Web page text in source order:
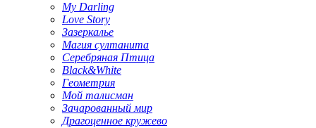
My Darling
Love Story
Зазеркалье
Магия султанита
Серебряная Птица
Black&White
Геометрия
Мой талисман
Зачарованный мир
Драгоценное кружево